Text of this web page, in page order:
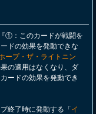
①：このカードが戦闘を
ドの効果を発動できな
ープ・ザ・ライトニン
の適用はなくなり、ダ
ードの効果を発動でき
終了時に発動する「 イ